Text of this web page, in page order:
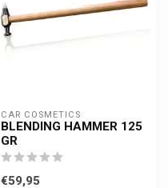
CAR COSMETICS
BLENDING HAMMER 125
GR
€59,95